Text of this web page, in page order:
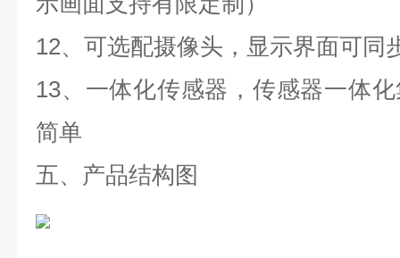
12、可选配摄像头，显示界面可同
13、一体化传感器，传感器一体
简单
五、产品结构图